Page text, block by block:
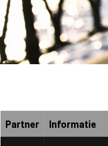
Partner Informatie